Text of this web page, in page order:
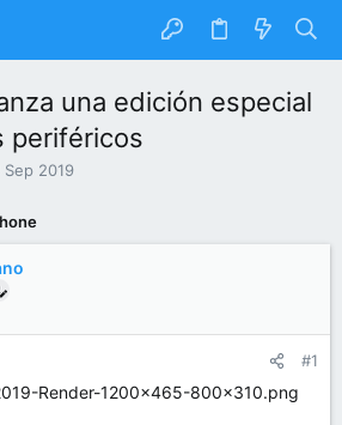
una edición especial
periféricos
Sep 2019
#1